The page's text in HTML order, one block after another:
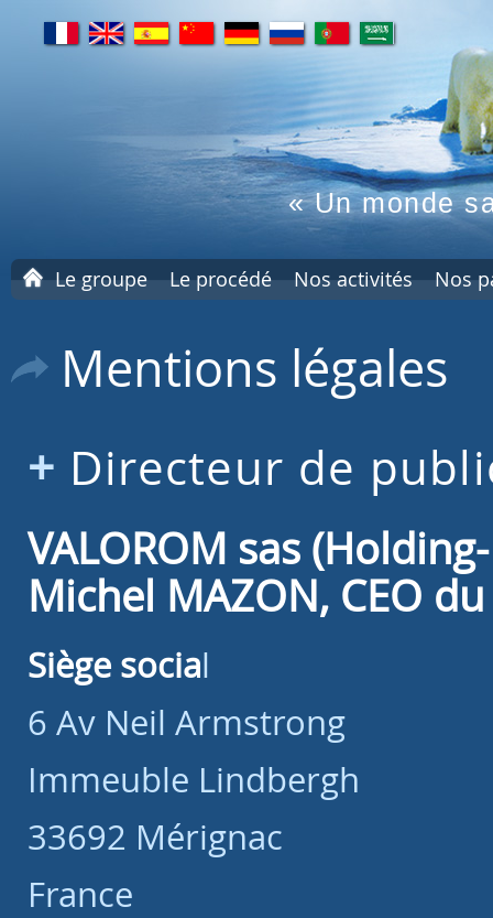
fr en es cn de ru pt ar
« Un monde
A
e
i
Le groupe Le procédé Nos activités Nos
Mentions légales
Directeur de
VALOROM sas
Michel MAZON, CEO
Siège social
6 Av Neil Armstrong
Immeuble Lindbergh
33692 Mérignac
France